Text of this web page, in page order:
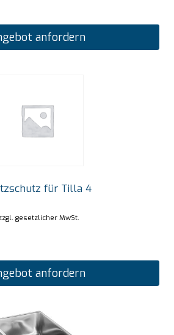
anfordern
für Tilla 4
gesetzlicher MwSt.
anfordern